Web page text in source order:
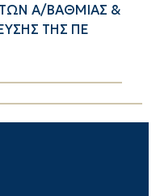
Α/ΒΑΘΜΙΑΣ &
ΤΗΣ ΠΕ